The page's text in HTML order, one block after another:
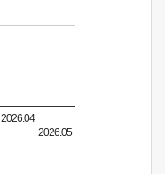
2026.04
2026.05